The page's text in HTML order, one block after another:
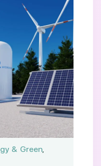
& Green,